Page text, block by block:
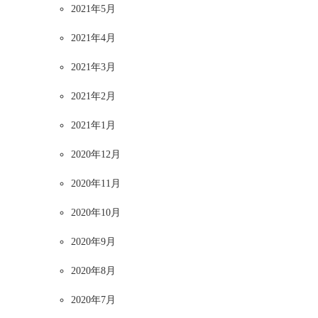
2021年5月
2021年4月
2021年3月
2021年2月
2021年1月
2020年12月
2020年11月
2020年10月
2020年9月
2020年8月
2020年7月